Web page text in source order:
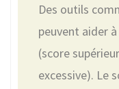
Des outils
peuvent aider
(score
excessive). Le